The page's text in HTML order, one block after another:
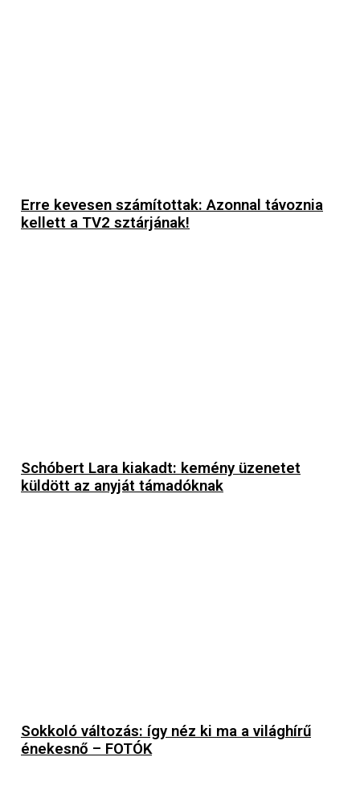
Erre kevesen számítottak: Azonnal távoznia
kellett a TV2 sztárjának!
Schóbert Lara kiakadt: kemény üzenetet
küldött az anyját támadóknak
Sokkoló változás: így néz ki ma a világhírű
énekesnő – FOTÓK